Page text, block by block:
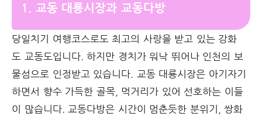
1. 교동 대룡시장과 교동다방
당일치기 여행코스로도 최고의 사랑을 받고 있는 강화
도 교동도입니다. 하지만 경치가 워낙 뛰어나 인천의 보
물섬으로 인정받고 있습니다. 교동 대룡시장은 아기자기
하면서 향수 가득한 골목, 먹거리가 있어 선호하는 이들
이 많습니다. 교동다방은 시간이 멈춘듯한 분위기, 쌍화